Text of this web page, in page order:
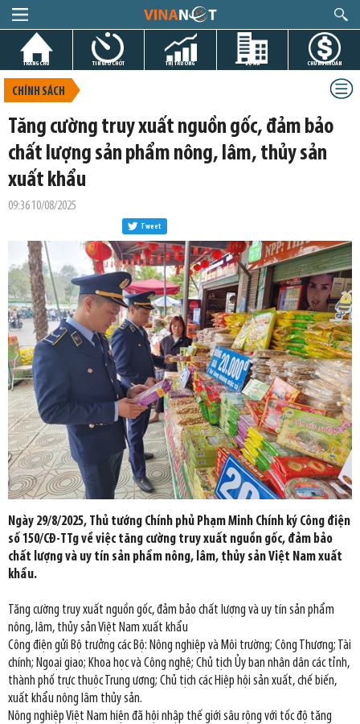
TRANG CHỦ TIN GIỜ CHÓT THỊ TRƯỜNG DỰ ÁN CHỨNG KHOÁN
CHÍNH SÁCH
Tăng cường truy xuất nguồn gốc, đảm bảo
chất lượng sản phẩm nông, lâm, thủy sản
xuất khẩu
09:36 10/08/2025
Tweet
Ngày 29/8/2025, Thủ tướng Chính phủ Phạm Minh Chính ký Công điện
số 150/CĐ-TTg về việc tăng cường truy xuất nguồn gốc, đảm bảo
chất lượng và uy tín sản phẩm nông, lâm, thủy sản Việt Nam xuất
khẩu.
Tăng cường truy xuất nguồn gốc, đảm bảo chất lượng và uy tín sản phẩm
nông, lâm, thủy sản Việt Nam xuất khẩu
Công điện gửi Bộ trưởng các Bộ: Nông nghiệp và Môi trường; Công Thương; Tài
chính; Ngoại giao; Khoa học và Công nghệ; Chủ tịch Ủy ban nhân dân các tỉnh,
thành phố trực thuộc Trung ương; Chủ tịch các Hiệp hội sản xuất, chế biến,
xuất khẩu nông lâm thủy sản.
Nông nghiệp Việt Nam hiện đã hội nhập thế giới sâu rộng với tốc độ tăng